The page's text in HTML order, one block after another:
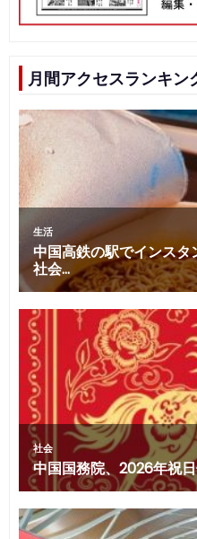
月間アクセスランキン